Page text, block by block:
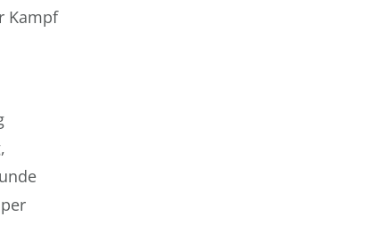
Kampf